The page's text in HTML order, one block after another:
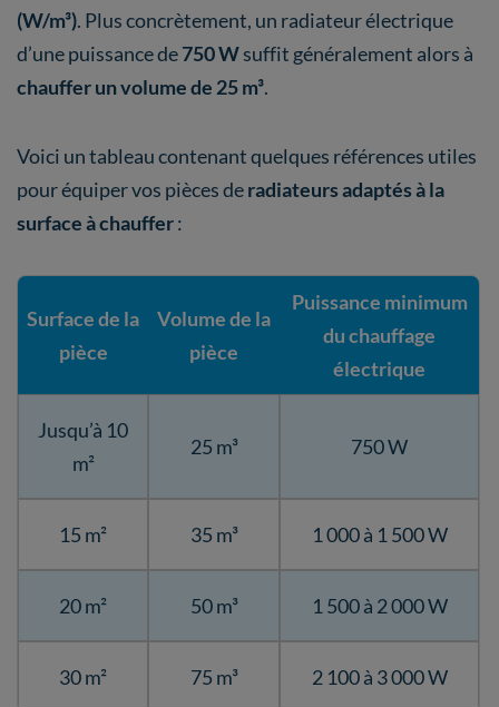
(W/m³). Plus concrètement, un radiateur électrique
d’une puissance de750 Wsuffit généralement alors à
chauffer un volume de25 m³.
Voici un tableau contenant quelques références utiles
pour équiper vos pièces deradiateurs adaptés à la
surface à chauffer:
Surface de la
pièce
Volume de la
pièce
Puissance minimum
du chauffage
électrique
Jusqu’à 10
m²
25 m³ 750 W
15 m² 35 m³ 1 000 à 1 500 W
20 m² 50 m³ 1 500 à 2 000 W
30 m² 75 m³ 2 100 à 3 000 W